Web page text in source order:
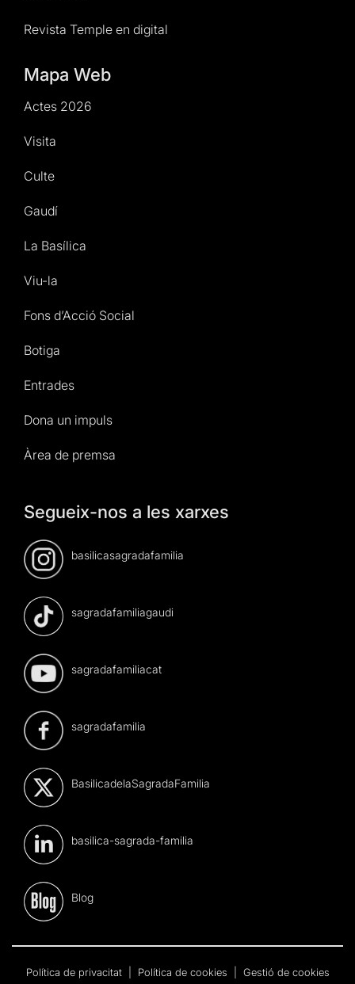
Revista Temple en digital
Mapa Web
Actes 2026
Visita
Culte
Gaudí
La Basílica
Viu-la
Fons d’Acció Social
Botiga
Entrades
Dona un impuls
Àrea de premsa
Segueix-nos a les xarxes
basilicasagradafamilia
sagradafamiliagaudi
sagradafamiliacat
sagradafamilia
BasilicadelaSagradaFamilia
basilica-sagrada-familia
Blog
Política de privacitat Política de cookies Gestió de cookies